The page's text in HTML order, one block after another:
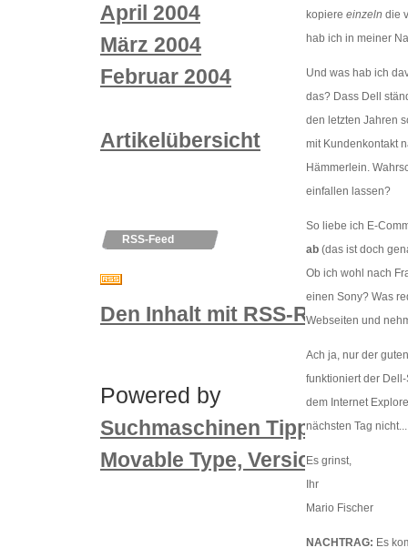
kopiere einzeln die
hab ich in meiner
Und was hab ich
das? Dass Dell
den letzten Jahren
mit Kundenkontakt
Hämmerlein.
einfallen lassen?
So liebe ich E-
ab (das ist doch
Ob ich wohl nach
einen Sony? Was
Webseiten und
Ach ja, nur der
funktioniert der
dem Internet
nächsten Tag nicht...
Es grinst,
Ihr
Mario Fischer
NACHTRAG: Es
April 2004
März 2004
Februar 2004
Artikelübersicht
RSS-Feed
Den Inhalt mit RSS-Reader
Powered by
Suchmaschinen Tippgeber
Movable Type, Version 3.2